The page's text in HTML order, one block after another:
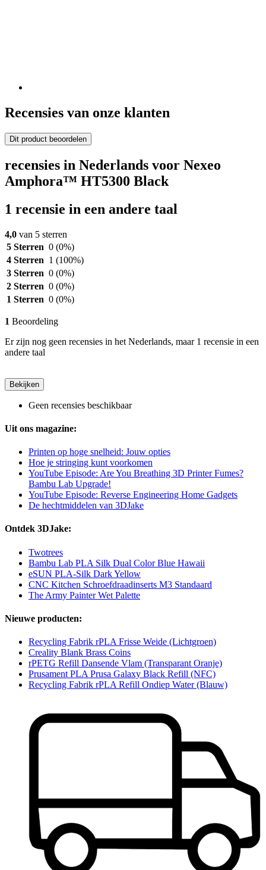
Recensies van onze klanten
Dit product beoordelen
recensies in Nederlands voor Nexeo
Amphora™ HT5300 Black
1 recensie in een andere taal
4,0 van 5 sterren
5 Sterren 0 (0%)
4 Sterren 1 (100%)
3 Sterren 0 (0%)
2 Sterren 0 (0%)
1 Sterren 0 (0%)
1 Beoordeling
Er zijn nog geen recensies in het Nederlands, maar 1 recensie in een
andere taal
Bekijken
Geen recensies beschikbaar
Uit ons magazine:
Printen op hoge snelheid: Jouw opties
Hoe je stringing kunt voorkomen
YouTube Episode: Are You Breathing 3D Printer Fumes?
Bambu Lab Upgrade!
YouTube Episode: Reverse Engineering Home Gadgets
De hechtmiddelen van 3DJake
Ontdek 3DJake:
Twotrees
Bambu Lab PLA Silk Dual Color Blue Hawaii
eSUN PLA-Silk Dark Yellow
CNC Kitchen Schroefdraadinserts M3 Standaard
The Army Painter Wet Palette
Nieuwe producten:
Recycling Fabrik rPLA Frisse Weide (Lichtgroen)
Creality Blank Brass Coins
rPETG Refill Dansende Vlam (Transparant Oranje)
Prusament PLA Prusa Galaxy Black Refill (NFC)
Recycling Fabrik rPLA Refill Ondiep Water (Blauw)